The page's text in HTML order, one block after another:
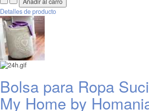
Detalles de producto
Bolsa para Ropa
My Home by